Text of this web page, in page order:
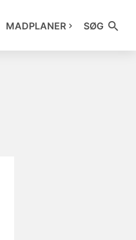
MADPLANER SØG